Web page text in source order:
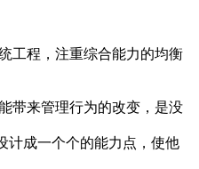
工程，注重综合能力的均衡
带来管理行为的改变，是没
计成一个个的能力点，使他